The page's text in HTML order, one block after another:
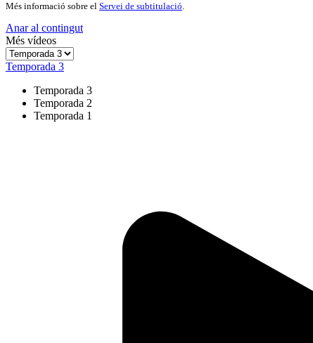
Més informació sobre el Servei de subtitulació.
Anar al contingut
Més vídeos
Temporada 3
Temporada 3
Temporada 2
Temporada 1